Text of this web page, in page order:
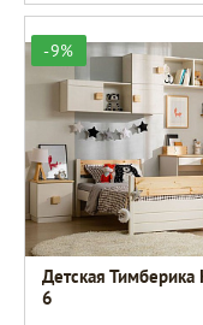
-9%
Детская Тимберика
6